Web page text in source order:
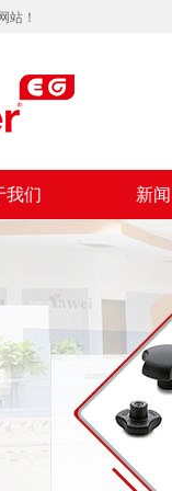
站！
我们 新